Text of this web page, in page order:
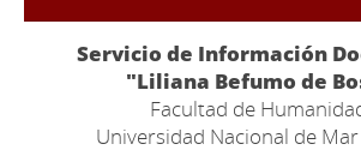
Servicio de Información
"Liliana Befumo de
Facultad de
Universidad Nacional de